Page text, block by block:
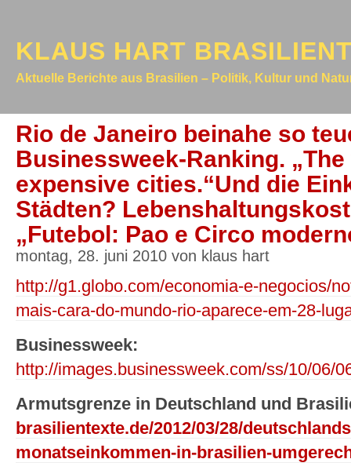
KLAUS HART
Aktuelle Berichte aus Brasilien – Politik, Kultur und
Rio de Janeiro beinahe so
Businessweek-Ranking.
expensive cities.“Und die
Städten?
„Futebol: Pao e Circo
montag, 28. juni 2010 von klaus hart
http://g1.globo.com/economia-e-negocios/
mais-cara-do-mundo-rio-aparece-em-28-
Businessweek:
http://images.businessweek.com/ss/10/06/
Armutsgrenze in Deutschland und
brasilientexte.de/2012/03/28/
monatseinkommen-in-brasilien-